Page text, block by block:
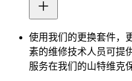
使用我们的更换套件，
素的维修技术人员可提
服务在我们的山特维克